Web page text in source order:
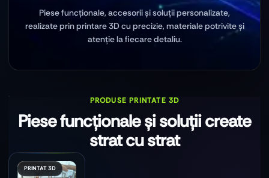
Piese funcționale, accesorii și soluții personalizate,
realizate prin printare 3D cu precizie, materiale potrivite și
atenție la fiecare detaliu.